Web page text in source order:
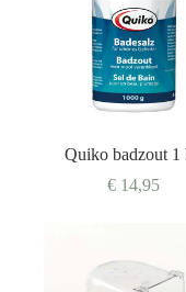
Quiko badzout 1
€ 14,95